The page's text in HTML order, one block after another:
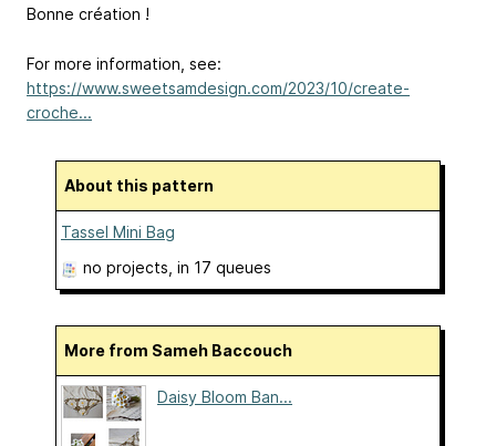
Bonne création !
For more information, see:
https://www.sweetsamdesign.com/2023/10/create-
croche...
About this pattern
Tassel Mini Bag
no projects , in 17 queues
More from Sameh Baccouch
Daisy Bloom Ban...